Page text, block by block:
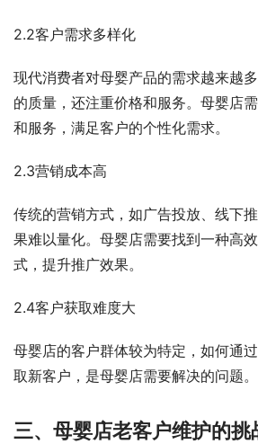
2.2客户需求多样化
现代消费者对母婴产品的需求越来越
的质量，还注重价格和服务。母婴店
和服务，满足客户的个性化需求。
2.3营销成本高
传统的营销方式，如广告投放、线下
果难以量化。母婴店需要找到一种高
式，提升推广效果。
2.4客户获取难度大
母婴店的客户群体较为特定，如何通
取新客户，是母婴店需要解决的问题。
三、母婴店老客户维护的挑